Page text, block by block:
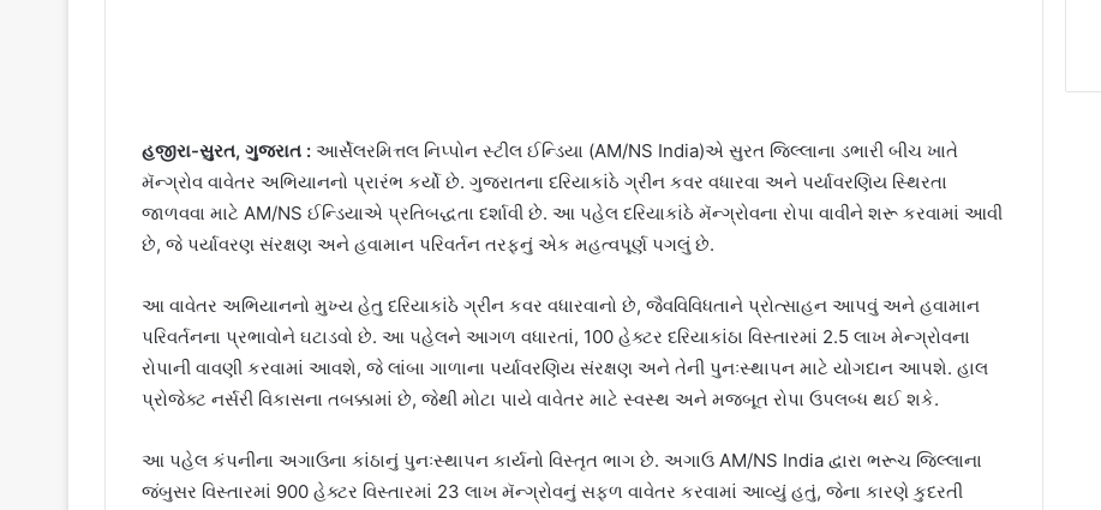
હજીરા-સુરત, ગુજરાત : આર્સેલરમિત્તલ નિપ્પોન સ્ટીલ ઈન્ડિયા (AM/NS India)એ સુરત જિલ્લાના ડભારી બીચ ખાતે
મૅન્ગ્રોવ વાવેતર અભિયાનનો પ્રારંભ કર્યો છે. ગુજરાતના દરિયાકાંઠે ગ્રીન કવર વધારવા અને પર્યાવરણિય સ્થિરતા
જાળવવા માટે AM/NS ઈન્ડિયાએ પ્રતિબદ્ધતા દર્શાવી છે. આ પહેલ દરિયાકાંઠે મૅન્ગ્રોવના રોપા વાવીને શરૂ કરવામાં આવી
છે, જે પર્યાવરણ સંરક્ષણ અને હવામાન પરિવર્તન તરફનું એક મહત્વપૂર્ણ પગલું છે.
આ વાવેતર અભિયાનનો મુખ્ય હેતુ દરિયાકાંઠે ગ્રીન કવર વધારવાનો છે, જૈવવિવિધતાને પ્રોત્સાહન આપવું અને હવામાન
પરિવર્તનના પ્રભાવોને ઘટાડવો છે. આ પહેલને આગળ વધારતાં, 100 હેક્ટર દરિયાકાંઠા વિસ્તારમાં 2.5 લાખ મેન્ગ્રોવના
રોપાની વાવણી કરવામાં આવશે, જે લાંબા ગાળાના પર્યાવરણિય સંરક્ષણ અને તેની પુનઃસ્થાપન માટે યોગદાન આપશે. હાલ
પ્રોજેક્ટ નર્સરી વિકાસના તબક્કામાં છે, જેથી મોટા પાયે વાવેતર માટે સ્વસ્થ અને મજબૂત રોપા ઉપલબ્ધ થઈ શકે.
આ પહેલ કંપનીના અગાઉના કાંઠાનું પુનઃસ્થાપન કાર્યનો વિસ્તૃત ભાગ છે. અગાઉ AM/NS India દ્વારા ભરૂચ જિલ્લાના
જંબુસર વિસ્તારમાં 900 હેક્ટર વિસ્તારમાં 23 લાખ મૅન્ગ્રોવનું સફળ વાવેતર કરવામાં આવ્યું હતું, જેના કારણે કુદરતી